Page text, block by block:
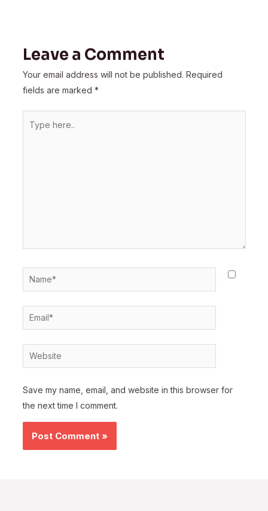
Leave a Comment
Your email address will not be published. Required
fields are marked *
here..
Name*
Email*
Website
Save my name, email, and website in this browser for
the next time I comment.